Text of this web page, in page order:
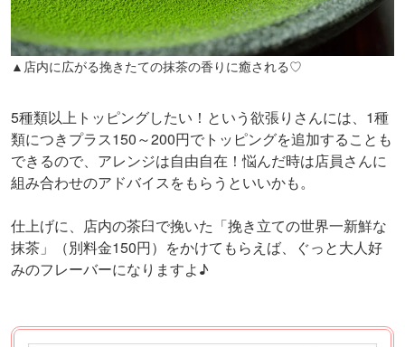
▲店内に広がる挽きたての抹茶の香りに癒される♡
5種類以上トッピングしたい！という欲張りさんには、1種
類につきプラス150～200円でトッピングを追加することも
できるので、アレンジは自由自在！悩んだ時は店員さんに
組み合わせのアドバイスをもらうといいかも。
仕上げに、店内の茶臼で挽いた「挽き立ての世界一新鮮な
抹茶」（別料金150円）をかけてもらえば、ぐっと大人好
みのフレーバーになりますよ♪